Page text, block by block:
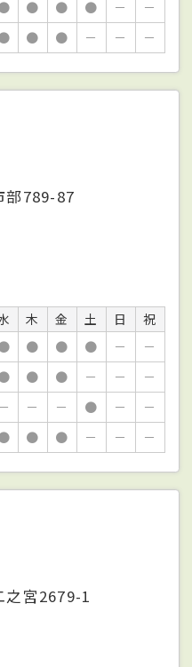
● ● ● －
－
● ● － － －
部789-87
木 金 土 日
祝
● ● ● －
－
● ● － －
－
－ － － ● －
－
● ● － － －
之宮2679-1